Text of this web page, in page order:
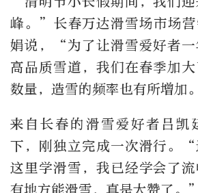
峰。”长春万达滑雪场市场
娟说，“为了让滑雪爱好者一
高品质雪道，我们在春季加
数量，造雪的频率也有所增加
来自长春的滑雪爱好者吕凯
下，刚独立完成一次滑行。
这里学滑雪，我已经学会了